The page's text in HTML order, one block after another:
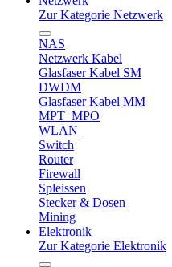
Zur Kategorie Netzwerk
NAS
Netzwerk Kabel
Glasfaser Kabel SM
DWDM
Glasfaser Kabel MM
MPT_MPO
WLAN
Switch
Router
Firewall
Spleissen
Stecker & Dosen
Mining
Elektronik
Zur Kategorie Elektronik